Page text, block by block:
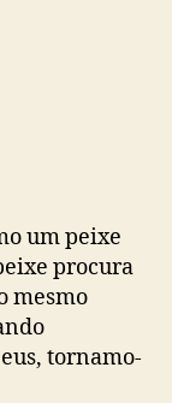
um peixe
procura
mesmo
tornamo-